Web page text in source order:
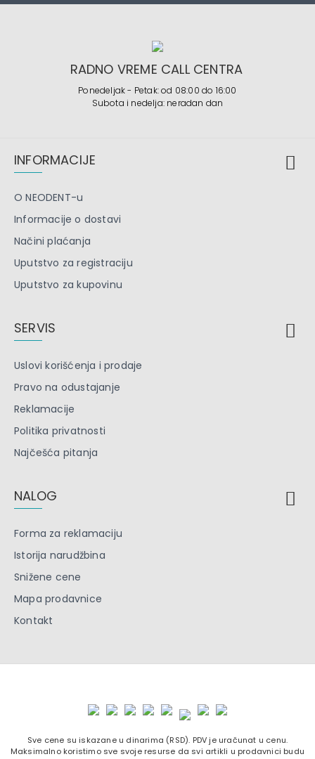
RADNO VREME CALL CENTRA
Ponedeljak - Petak: od 08:00 do 16:00
Subota i nedelja: neradan dan
INFORMACIJE
O NEODENT-u
Informacije o dostavi
Načini plaćanja
Uputstvo za registraciju
Uputstvo za kupovinu
SERVIS
Uslovi korišćenja i prodaje
Pravo na odustajanje
Reklamacije
Politika privatnosti
Najčešća pitanja
NALOG
Forma za reklamaciju
Istorija narudžbina
Snižene cene
Mapa prodavnice
Kontakt
Sve cene su iskazane u dinarima (RSD). PDV je uračunat u cenu.
Maksimalno koristimo sve svoje resurse da svi artikli u prodavnici budu